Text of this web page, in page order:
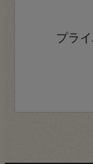
プラ